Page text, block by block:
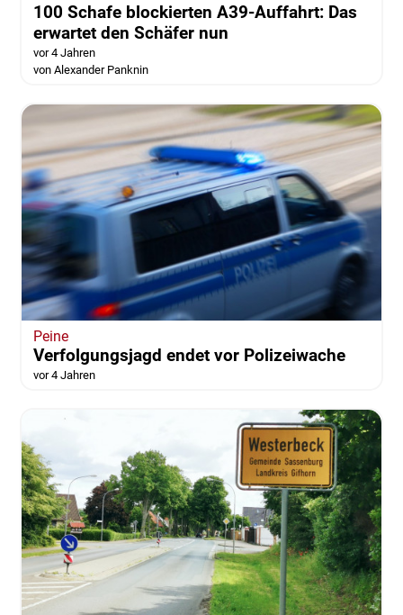
100 Schafe blockierten A39-Auffahrt: Das
erwartet den Schäfer nun
vor 4 Jahren
von Alexander Panknin
Peine
Verfolgungsjagd endet vor Polizeiwache
vor 4 Jahren